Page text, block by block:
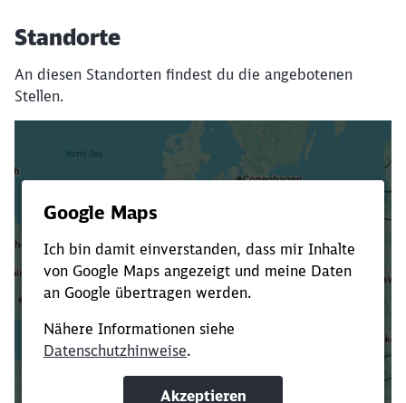
Standorte
An diesen Standorten findest du die angebotenen
Stellen.
Verkürze die Ladezeit, indem du Suchbegriffe
oder Filter hinzufügst.